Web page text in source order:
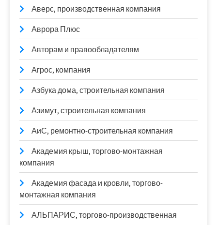
Аверс, производственная компания
Аврора Плюс
Авторам и правообладателям
Агрос, компания
Азбука дома, строительная компания
Азимут, строительная компания
АиС, ремонтно-строительная компания
Академия крыш, торгово-монтажная
компания
Академия фасада и кровли, торгово-
монтажная компания
АЛЬПАРИС, торгово-производственная